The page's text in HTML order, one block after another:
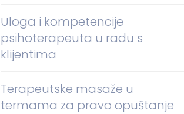
Uloga i kompetencije
psihoterapeuta u radu s
klijentima
Terapeutske masaže u
termama za pravo opuštanje